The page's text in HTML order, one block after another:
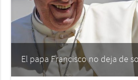
El papa Francisco no deja de